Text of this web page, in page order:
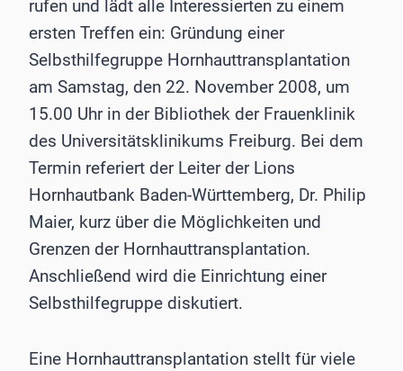
rufen und lädt alle Interessierten zu einem
ersten Treffen ein: Gründung einer
Selbsthilfegruppe Hornhauttransplantation
am Samstag, den 22. November 2008, um
15.00 Uhr in der Bibliothek der Frauenklinik
des Universitätsklinikums Freiburg. Bei dem
Termin referiert der Leiter der Lions
Hornhautbank Baden-Württemberg, Dr. Philip
Maier, kurz über die Möglichkeiten und
Grenzen der Hornhauttransplantation.
Anschließend wird die Einrichtung einer
Selbsthilfegruppe diskutiert.
Eine Hornhauttransplantation stellt für viele